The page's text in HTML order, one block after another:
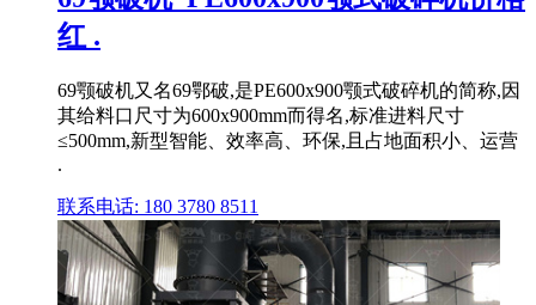
红 .
69颚破机又名69鄂破,是PE600x900颚式破碎机的简称,因
其给料口尺寸为600x900mm而得名,标准进料尺寸
≤500mm,新型智能、效率高、环保,且占地面积小、运营
.
联系电话: 180 3780 8511